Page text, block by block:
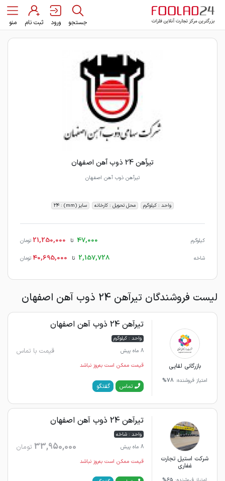
جستجو ورود ثبت نام منو
تیرآهن 24 ذوب آهن اصفهان
تیرآهن ذوب آهن اصفهان
واحد : کیلوگرم محل تحویل : کارخانه سایز (mm) : 24
کیلوگرم 47,000 تا 21,250,000 تومان
شاخه 2,157,728 تا 40,695,000 تومان
لیست فروشندگان تیرآهن 24 ذوب آهن اصفهان
بازرگانی لقایی
امتیاز فروشنده: 78%
تیرآهن 24 ذوب آهن اصفهان
واحد : کیلوگرم
8 ماه پیش
قیمت با تماس
قیمت ممکن است به‌روز نباشد
تماس گفتگو
شرکت استیل تجارت
غفاری
تیرآهن 24 ذوب آهن اصفهان
واحد : شاخه
8 ماه پیش
33,950,000 تومان
قیمت ممکن است به‌روز نباشد